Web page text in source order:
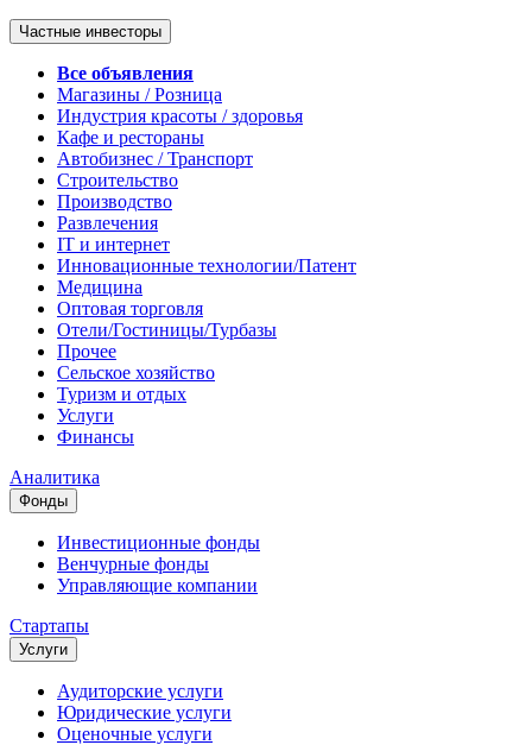
Частные инвесторы
Все объявления
Магазины / Розница
Индустрия красоты / здоровья
Кафе и рестораны
Автобизнес / Транспорт
Строительство
Производство
Развлечения
IT и интернет
Инновационные технологии/Патент
Медицина
Оптовая торговля
Отели/Гостиницы/Турбазы
Прочее
Сельское хозяйство
Туризм и отдых
Услуги
Финансы
Аналитика
Фонды
Инвестиционные фонды
Венчурные фонды
Управляющие компании
Стартапы
Услуги
Аудиторские услуги
Юридические услуги
Оценочные услуги